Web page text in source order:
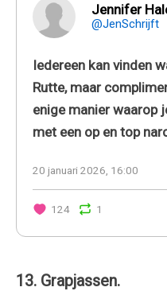
@JenSchrijft
Iedereen kan vinden
Rutte, maar
enige manier waarop
met een op en top
20 januari 2026, 16:00
124 1
13. Grapjassen.